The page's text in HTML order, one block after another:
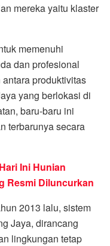
mereka yaitu klaster
memenuhi
dan profesional
produktivitas
yang berlokasi di
baru-baru ini
terbarunya secara
Ini Hunian
Resmi Diluncurkan
2013 lalu, sistem
Jaya, dirancang
lingkungan tetap